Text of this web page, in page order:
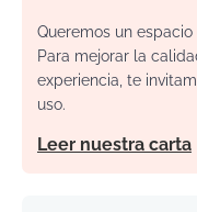
Queremos un
Para mejorar la
experiencia, te
uso.
Leer nuestra carta